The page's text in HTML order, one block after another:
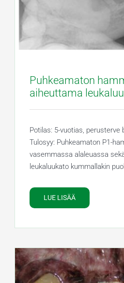
Puhkeamaton
aiheuttama
Potilas: 5-vuotias, perusterve
Tulosyy: Puhkeamaton P1-
vasemmassa alaleuassa
leukaluukato kummallakin
LUE LISÄÄ